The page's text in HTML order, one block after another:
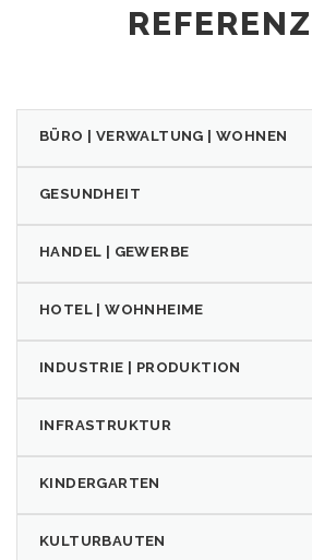
BÜRO | VERWALTUNG | WOHNEN
GESUNDHEIT
HANDEL | GEWERBE
HOTEL | WOHNHEIME
INDUSTRIE | PRODUKTION
INFRASTRUKTUR
KINDERGARTEN
KULTURBAUTEN